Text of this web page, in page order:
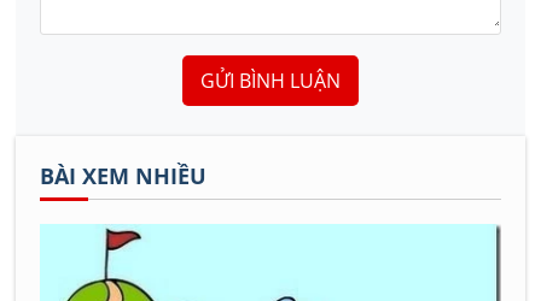
GỬI BÌNH LUẬN
BÀI XEM NHIỀU